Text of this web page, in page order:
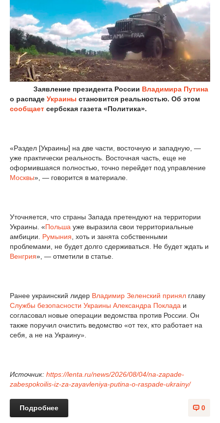
Заявление президента России Владимира Путина
о распаде Украины становится реальностью. Об этом
сообщает сербская газета «Политика».
«Раздел [Украины] на две части, восточную и западную, —
уже практически реальность. Восточная часть, еще не
оформившаяся полностью, точно перейдет под управление
Москвы», — говорится в материале.
Уточняется, что страны Запада претендуют на территории
Украины. «Польша уже выразила свои территориальные
амбиции. Румыния , хоть и занята собственными
проблемами, не будет долго сдерживаться. Не будет ждать и
Венгрия», — отметили в статье.
Ранее украинский лидер Владимир Зеленский принял главу
Службы безопасности Украины Александра Поклада и
согласовал новые операции ведомства против России. Он
также поручил очистить ведомство «от тех, кто работает на
себя, а не на Украину».
Источник: https://lenta.ru/news/2026/08/04/na-zapade-
zabespokoilis-iz-za-zayavleniya-putina-o-raspade-ukrainy/
0
Подробнее